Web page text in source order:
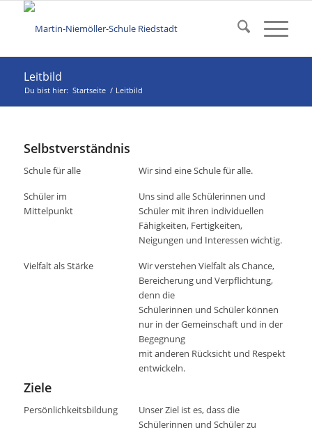
Leitbild
Du bist hier: Startseite / Leitbild
Selbstverständnis
Schule für alle Wir sind eine Schule für alle.
Schüler im
Mittelpunkt
Uns sind alle Schülerinnen und
Schüler mit ihren individuellen
Fähigkeiten, Fertigkeiten,
Neigungen und Interessen wichtig.
Vielfalt als Stärke
Wir verstehen Vielfalt als Chance,
Bereicherung und Verpflichtung,
denn die
Schülerinnen und Schüler können
nur in der Gemeinschaft und in der
Begegnung
mit anderen Rücksicht und Respekt
entwickeln.
Ziele
Persönlichkeitsbildung
Unser Ziel ist es, dass die
Schülerinnen und Schüler zu